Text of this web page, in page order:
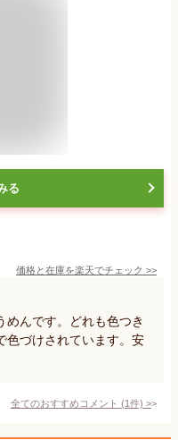
る
価格と在庫を楽天でチェック >>
めんです。どれも色つき
色づけされています。安
全てのおすすめコメント (1件) >